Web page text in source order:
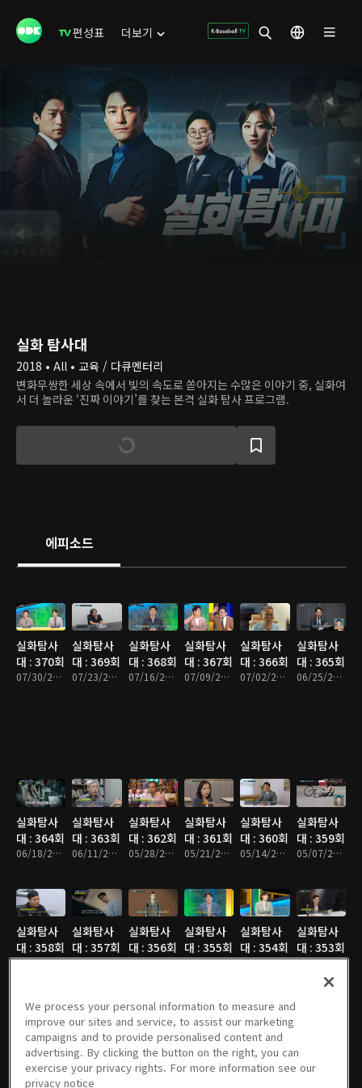
편성표 더보기
실화 탐사대
2018 • All • 교육 / 다큐멘터리
변화무쌍한 세상 속에서 빛의 속도로 쏟아지는 수많은 이야기 중, 실화여
서 더 놀라운 ‘진짜 이야기’를 찾는 본격 실화 탐사 프로그램.
에피소드
실화탐사
대 : 370회
07/30/2026 • 48분
실화탐사
대 : 369회
07/23/2026 • 51분
실화탐사
대 : 368회
07/16/2026 • 47분
실화탐사
대 : 367회
07/09/2026 • 47분
실화탐사
대 : 366회
07/02/2026 • 47분
실화탐사
대 : 365회
06/25/2026 • 47분
실화탐사
대 : 364회
06/18/2026 • 47분
실화탐사
대 : 363회
06/11/2026 • 47분
실화탐사
대 : 362회
05/28/2026 • 48분
실화탐사
대 : 361회
05/21/2026 • 48분
실화탐사
대 : 360회
05/14/2026 • 47분
실화탐사
대 : 359회
05/07/2026 • 47분
실화탐사
대 : 358회
04/30/2026 • 47분
실화탐사
대 : 357회
04/23/2026 • 47분
실화탐사
대 : 356회
04/16/2026 • 47분
실화탐사
대 : 355회
04/09/2026 • 47분
실화탐사
대 : 354회
04/02/2026 • 47분
실화탐사
대 : 353회
03/26/2026 • 47분
실화탐사
대 : 352회
03/19/2026 • 47분
실화탐사
대 : 351회
03/12/2026 • 49분
실화탐사
대 : 350회
02/26/2026 • 47분
실화탐사
대 : 349회
02/12/2026 • 47분
실화탐사
대 : 348회
02/05/2026 • 47분
대 : 347회
We process your personal information to measure and
improve our sites and service, to assist our marketing
campaigns and to provide personalised content and
advertising. By clicking the button on the right, you can
exercise your privacy rights. For more information see our
privacy notice